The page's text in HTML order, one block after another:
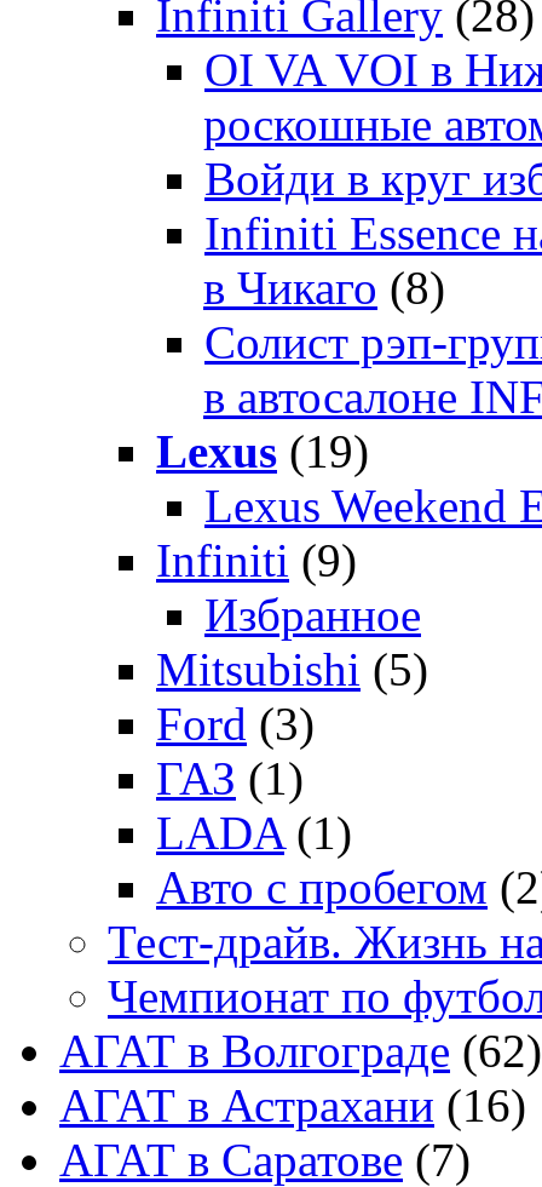
Infiniti Gallery (28)
OI VA VOI в
роскошные
Войди в круг
Infiniti Essence
в Чикаго (8)
Солист рэп-
в автосалоне
Lexus (19)
Lexus Weekend
Infiniti (9)
Избранное
Mitsubishi (5)
Ford (3)
ГАЗ (1)
LADA (1)
Авто с пробегом
Тест-драйв. Жизнь
Чемпионат по
АГАТ в Волгограде (62)
АГАТ в Астрахани (16)
АГАТ в Саратове (7)